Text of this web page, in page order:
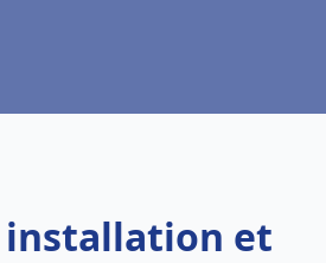
installation et